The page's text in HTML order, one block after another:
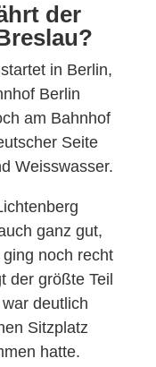
der
in Berlin,
Berlin
am Bahnhof
Seite
Weisswasser.
ganz gut,
noch recht
der größte Teil
deutlich
Sitzplatz
hatte.